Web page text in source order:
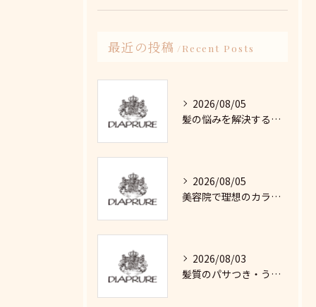
最近の投稿 Recent Posts
2026/08/05
髪の悩みを解決するヘアケアの選び方東京都豊島区雑司が谷で自分に合う方法とは
2026/08/05
美容院で理想のカラーバランスを叶える東京都豊島区千川エリア選び徹底ガイド
2026/08/03
髪質のパサつき・うねりを東京都豊島区雑司が谷で変えるテラヘルツブラシ体験と使い方徹底解説